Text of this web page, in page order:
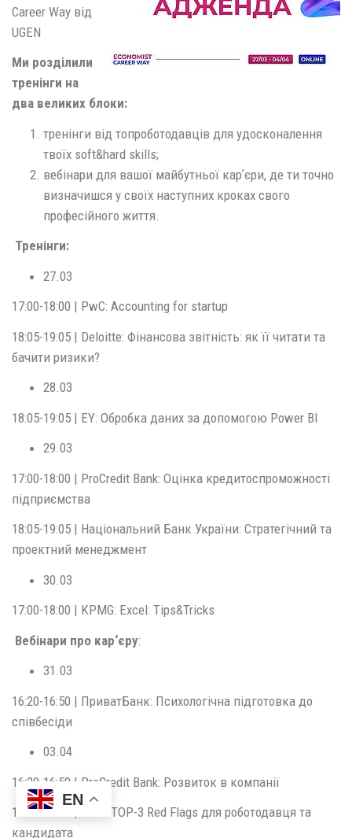
Career Way від
UGEN
Ми розділили
тренінги на
два великих блоки:
тренінги від топроботодавців для удосконалення
твоїх soft&hard skills;
вебінари для вашої майбутньої карʼєри, де ти точно
визначишся у своїх наступних кроках свого
професійного життя.
Тренінги:
27.03
17:00-18:00 | PwC: Accounting for startup
18:05-19:05 | Deloitte: Фінансова звітність: як її читати та
бачити ризики?
28.03
18:05-19:05 | EY: Обробка даних за допомогою Power BI
29.03
17:00-18:00 | ProCredit Bank: Оцінка кредитоспроможності
підприємства
18:05-19:05 | Національний Банк України: Стратегічний та
проектний менеджмент
30.03
17:00-18:00 | KPMG: Excel: Tips&Tricks
Вебінари про кар‘єру:
31.03
16:20-16:50 | ПриватБанк: Психологічна підготовка до
співбесіди
03.04
16:20-16:50 | ProCredit Bank: Розвиток в компанії
16:55-17:25 | PwC: TOP-3 Red Flags для роботодавця та
кандидата
EN